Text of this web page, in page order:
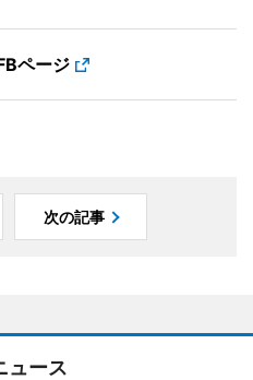
ページ
次の記事
ュース